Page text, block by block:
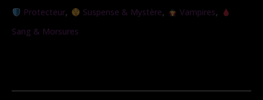
Protecteur, Suspense & Mystère, Vampires,
Sang & Morsures